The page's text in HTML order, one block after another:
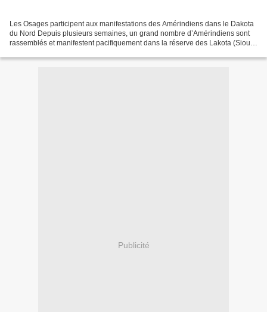
Les Osages participent aux manifestations des Amérindiens dans le Dakota
du Nord Depuis plusieurs semaines, un grand nombre d’Amérindiens sont
rassemblés et manifestent pacifiquement dans la réserve des Lakota (Sioux)
Publicité